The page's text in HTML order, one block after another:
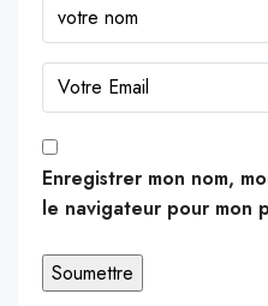
Enregistrer mon nom,
le navigateur pour mon